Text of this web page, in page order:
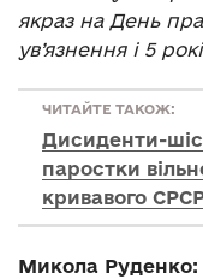
якраз на День
ув’язнення і 5
ЧИТАЙТЕ ТАКОЖ:
Дисиденти-
паростки
кривавого
Микола Руденко: